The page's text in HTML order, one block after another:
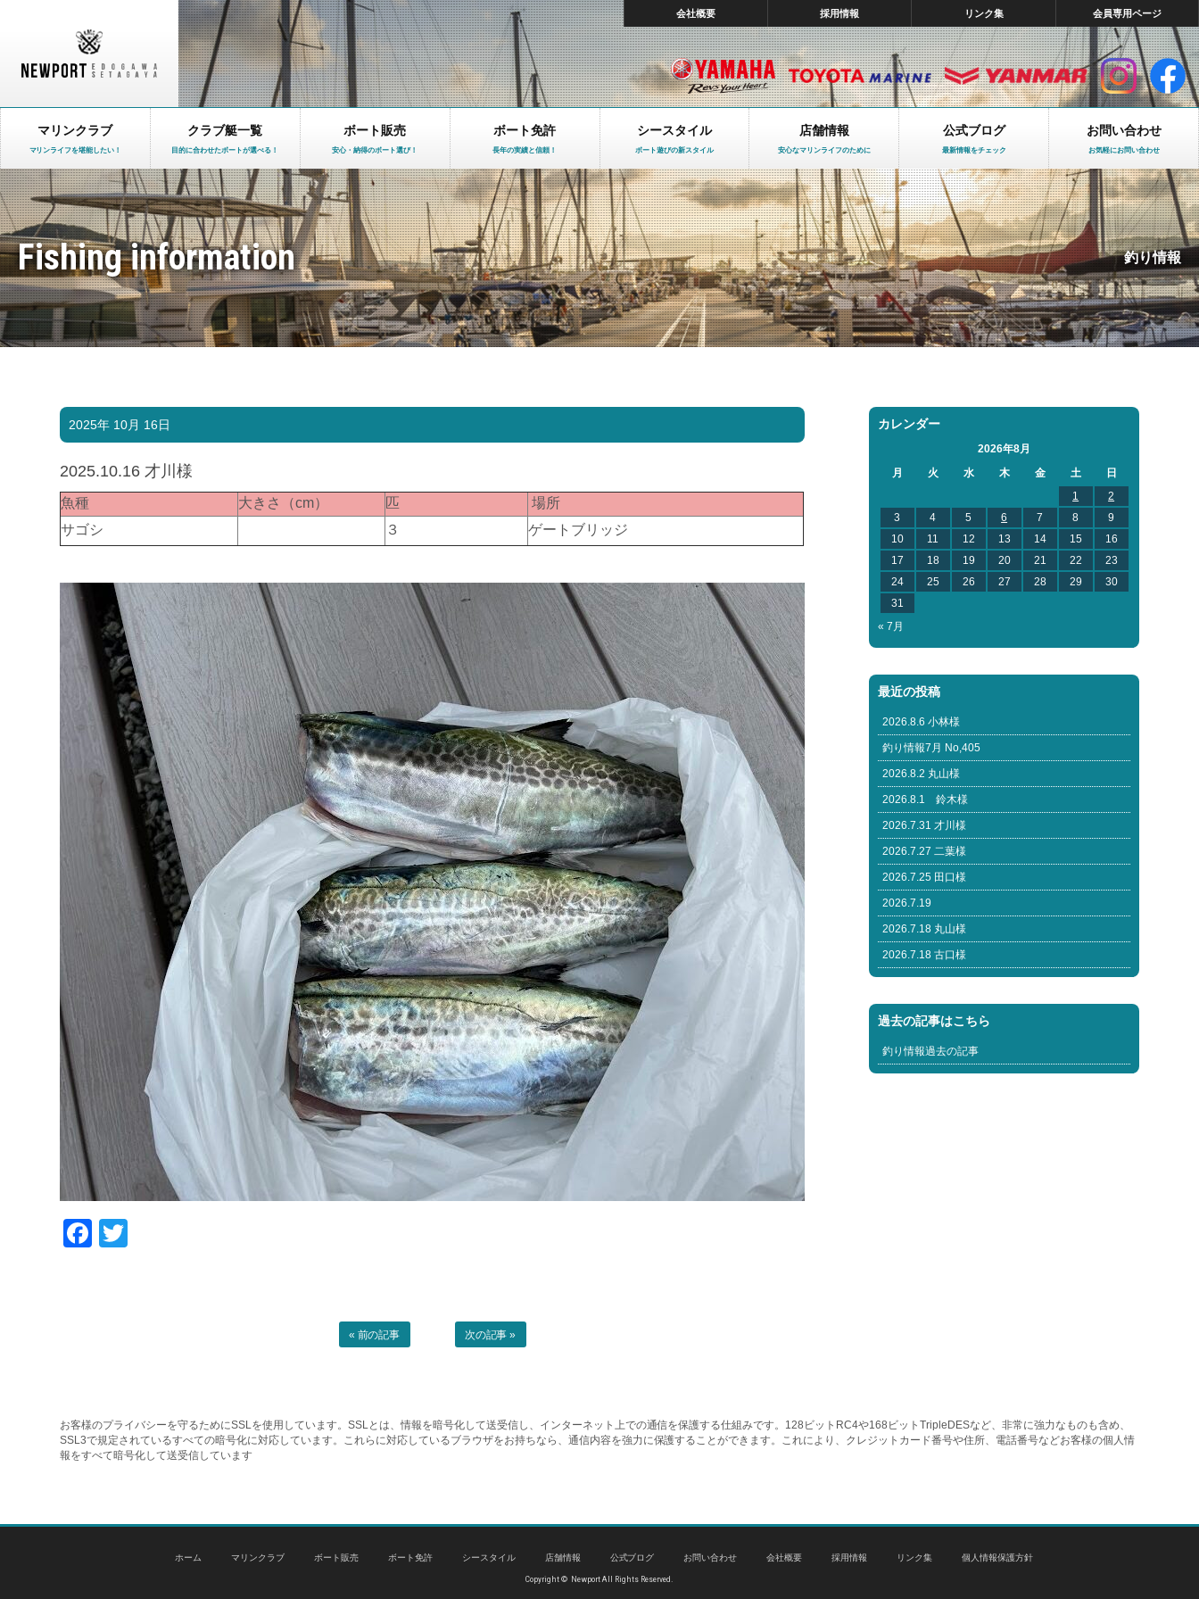
会社概要 採用情報 リンク集 会員専用ページ
マリンクラブ
マリンライフを堪能したい！
クラブ艇一覧
目的に合わせたボートが選べる！
ボート販売
安心・納得のボート選び！
ボート免許
長年の実績と信頼！
シースタイル
ボート遊びの新スタイル
店舗情報
安心なマリンライフのために
公式ブログ
最新情報をチェック
お問い合わせ
お気軽にお問い合わせ
Fishing information 釣り情報
2025年 10月 16日
2025.10.16 才川様
魚種 大きさ（cm） 匹
場所
サゴシ
３ ゲートブリッジ
Facebook
« 前の記事 次の記事 »
カレンダー
2026年8月
月
火 水 木 金 土
日
1
2
3
4 5 6 7 8
9
10
11 12 13 14 15
16
17
18 19 20 21 22
23
24
25 26 27 28 29
30
31
« 7月
最近の投稿
2026.8.6 小林様
釣り情報7月 No,405
2026.8.2 丸山様
2026.8.1 鈴木様
2026.7.31 才川様
2026.7.27 二葉様
2026.7.25 田口様
2026.7.19
2026.7.18 丸山様
2026.7.18 古口様
過去の記事はこちら
釣り情報過去の記事
お客様のプライバシーを守るためにSSLを使用しています。SSLとは、情報を暗号化して送受信し、インターネット上での通信を保護する仕組みです。128ビットRC4や168ビットTripleDESなど、非常に強力なものも含め、
SSL3で規定されているすべての暗号化に対応しています。これらに対応しているブラウザをお持ちなら、通信内容を強力に保護することができます。これにより、クレジットカード番号や住所、電話番号などお客様の個人情
報をすべて暗号化して送受信しています
ホーム マリンクラブ ボート販売 ボート免許 シースタイル 店舗情報 公式ブログ お問い合わせ 会社概要 採用情報 リンク集 個人情報保護方針
Copyright © Newport All Rights Reserved.